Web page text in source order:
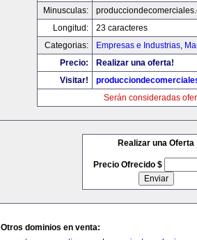
Minusculas:
Longitud:
23 caracteres
Categorias:
Empresas e Industrias,
Precio:
Realizar una oferta!
Visitar!
Serán consideradas
Realizar una Oferta
Precio Ofrecido $
Otros dominios en venta: